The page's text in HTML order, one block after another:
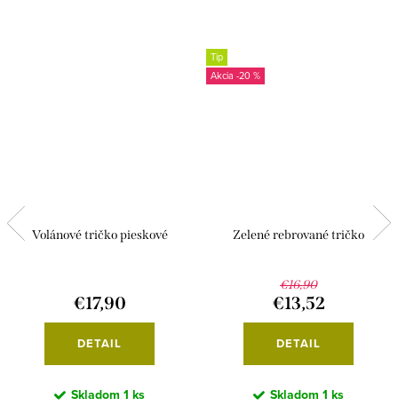
Volánové tričko pieskové
€17,90
DETAIL
Skladom 1 ks
Tip
-20 %
Zelené rebrované tričko
€16,90
€13,52
DETAIL
Skladom 1 ks